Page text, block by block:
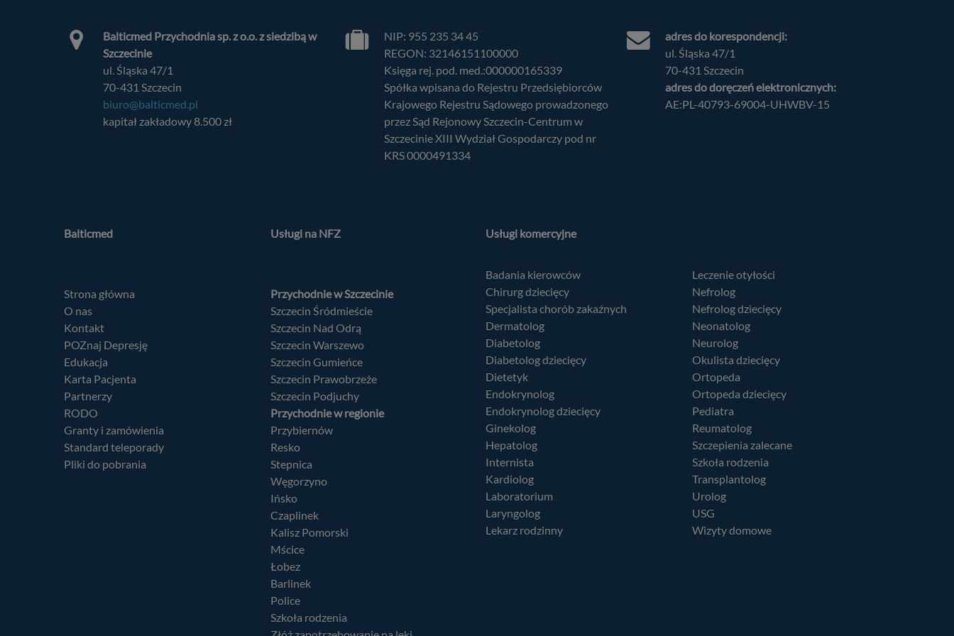
Balticmed Przychodnia sp. z o.o. z siedzibą w
Szczecinie
ul. Śląska 47/1
70-431 Szczecin
biuro@balticmed.pl
kapitał zakładowy 8.500 zł
NIP: 955 235 34 45
REGON: 32146151100000
Księga rej. pod. med.:000000165339
Spółka wpisana do Rejestru Przedsiębiorców
Krajowego Rejestru Sądowego prowadzonego
przez Sąd Rejonowy Szczecin-Centrum w
Szczecinie XIII Wydział Gospodarczy pod nr
KRS 0000491334
adres do korespondencji:
ul. Śląska 47/1
70-431 Szczecin
adres do doręczeń elektronicznych:
AE:PL-40793-69004-UHWBV-15
Balticmed
Strona główna
O nas
Kontakt
POZnaj Depresję
Edukacja
Karta Pacjenta
Partnerzy
RODO
Granty i zamówienia
Standard teleporady
Pliki do pobrania
Usługi na NFZ
Przychodnie w Szczecinie
Szczecin Śródmieście
Szczecin Nad Odrą
Szczecin Warszewo
Szczecin Gumieńce
Szczecin Prawobrzeże
Szczecin Podjuchy
Przychodnie w regionie
Przybiernów
Resko
Stepnica
Węgorzyno
Ińsko
Czaplinek
Kalisz Pomorski
Mścice
Łobez
Barlinek
Police
Szkoła rodzenia
Usługi komercyjne
Badania kierowców
Chirurg dziecięcy
Specjalista chorób zakaźnych
Dermatolog
Diabetolog
Diabetolog dziecięcy
Dietetyk
Endokrynolog
Endokrynolog dziecięcy
Ginekolog
Hepatolog
Internista
Kardiolog
Laboratorium
Laryngolog
Lekarz rodzinny
Leczenie otyłości
Nefrolog
Nefrolog dziecięcy
Neonatolog
Neurolog
Okulista dziecięcy
Ortopeda
Ortopeda dziecięcy
Pediatra
Reumatolog
Szczepienia zalecane
Szkoła rodzenia
Transplantolog
Urolog
USG
Wizyty domowe